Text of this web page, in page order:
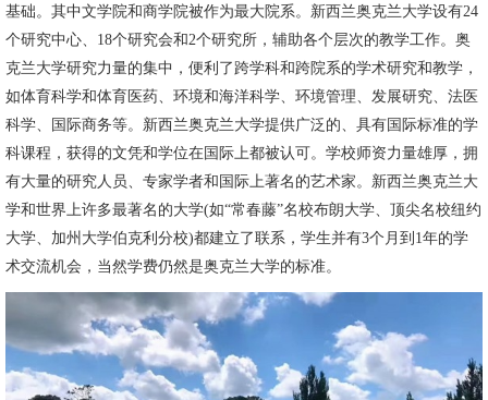
基础。其中文学院和商学院被作为最大院系。新西兰奥克兰大学设有24
个研究中心、18个研究会和2个研究所，辅助各个层次的教学工作。奥
克兰大学研究力量的集中，便利了跨学科和跨院系的学术研究和教学，
如体育科学和体育医药、环境和海洋科学、环境管理、发展研究、法医
科学、国际商务等。新西兰奥克兰大学提供广泛的、具有国际标准的学
科课程，获得的文凭和学位在国际上都被认可。学校师资力量雄厚，拥
有大量的研究人员、专家学者和国际上著名的艺术家。新西兰奥克兰大
学和世界上许多最著名的大学(如“常春藤”名校布朗大学、顶尖名校纽约
大学、加州大学伯克利分校)都建立了联系，学生并有3个月到1年的学
术交流机会，当然学费仍然是奥克兰大学的标准。